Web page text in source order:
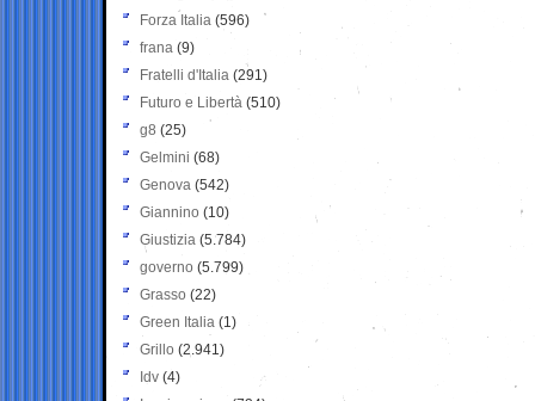
Forza Italia (596)
frana (9)
Fratelli d'Italia (291)
Futuro e Libertà (510)
g8 (25)
Gelmini (68)
Genova (542)
Giannino (10)
Giustizia (5.784)
governo (5.799)
Grasso (22)
Green Italia (1)
Grillo (2.941)
Idv (4)